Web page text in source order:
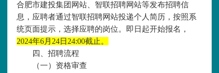
合肥市建投集团网站、智联招聘网站等发布招聘信
息， 应聘者通过智联招聘网站投递个人简历，按照系
统页面提示，选择应聘的岗位。即日起开始报名，
2024年6月 24日 24:00截止。
四、招聘流程
（一）资格审查